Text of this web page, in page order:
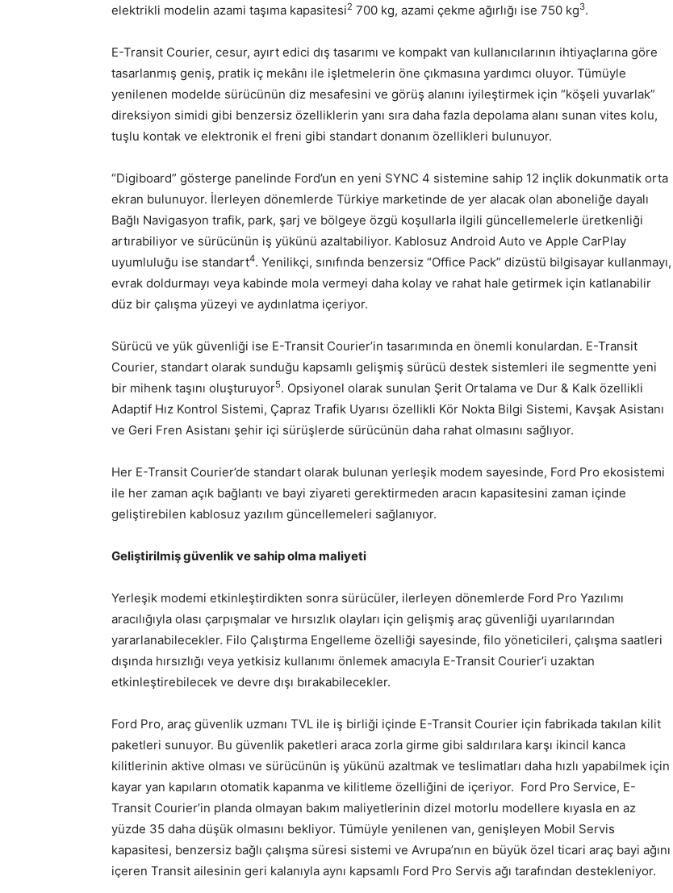
elektrikli modelin azami taşıma kapasitesi2 700 kg, azami çekme ağırlığı ise 750 kg3.
E-Transit Courier, cesur, ayırt edici dış tasarımı ve kompakt van kullanıcılarının ihtiyaçlarına göre
tasarlanmış geniş, pratik iç mekânı ile işletmelerin öne çıkmasına yardımcı oluyor. Tümüyle
yenilenen modelde sürücünün diz mesafesini ve görüş alanını iyileştirmek için “köşeli yuvarlak”
direksiyon simidi gibi benzersiz özelliklerin yanı sıra daha fazla depolama alanı sunan vites kolu,
tuşlu kontak ve elektronik el freni gibi standart donanım özellikleri bulunuyor.
“Digiboard” gösterge panelinde Ford’un en yeni SYNC 4 sistemine sahip 12 inçlik dokunmatik orta
ekran bulunuyor. İlerleyen dönemlerde Türkiye marketinde de yer alacak olan aboneliğe dayalı
Bağlı Navigasyon trafik, park, şarj ve bölgeye özgü koşullarla ilgili güncellemelerle üretkenliği
artırabiliyor ve sürücünün iş yükünü azaltabiliyor. Kablosuz Android Auto ve Apple CarPlay
uyumluluğu ise standart4. Yenilikçi, sınıfında benzersiz “Office Pack” dizüstü bilgisayar kullanmayı,
evrak doldurmayı veya kabinde mola vermeyi daha kolay ve rahat hale getirmek için katlanabilir
düz bir çalışma yüzeyi ve aydınlatma içeriyor.
Sürücü ve yük güvenliği ise E-Transit Courier’in tasarımında en önemli konulardan. E-Transit
Courier, standart olarak sunduğu kapsamlı gelişmiş sürücü destek sistemleri ile segmentte yeni
bir mihenk taşını oluşturuyor5. Opsiyonel olarak sunulan Şerit Ortalama ve Dur & Kalk özellikli
Adaptif Hız Kontrol Sistemi, Çapraz Trafik Uyarısı özellikli Kör Nokta Bilgi Sistemi, Kavşak Asistanı
ve Geri Fren Asistanı şehir içi sürüşlerde sürücünün daha rahat olmasını sağlıyor.
Her E-Transit Courier’de standart olarak bulunan yerleşik modem sayesinde, Ford Pro ekosistemi
ile her zaman açık bağlantı ve bayi ziyareti gerektirmeden aracın kapasitesini zaman içinde
geliştirebilen kablosuz yazılım güncellemeleri sağlanıyor.
Geliştirilmiş güvenlik ve sahip olma maliyeti
Yerleşik modemi etkinleştirdikten sonra sürücüler, ilerleyen dönemlerde Ford Pro Yazılımı
aracılığıyla olası çarpışmalar ve hırsızlık olayları için gelişmiş araç güvenliği uyarılarından
yararlanabilecekler. Filo Çalıştırma Engelleme özelliği sayesinde, filo yöneticileri, çalışma saatleri
dışında hırsızlığı veya yetkisiz kullanımı önlemek amacıyla E-Transit Courier’i uzaktan
etkinleştirebilecek ve devre dışı bırakabilecekler.
Ford Pro, araç güvenlik uzmanı TVL ile iş birliği içinde E-Transit Courier için fabrikada takılan kilit
paketleri sunuyor. Bu güvenlik paketleri araca zorla girme gibi saldırılara karşı ikincil kanca
kilitlerinin aktive olması ve sürücünün iş yükünü azaltmak ve teslimatları daha hızlı yapabilmek için
kayar yan kapıların otomatik kapanma ve kilitleme özelliğini de içeriyor. Ford Pro Service, E-
Transit Courier’in planda olmayan bakım maliyetlerinin dizel motorlu modellere kıyasla en az
yüzde 35 daha düşük olmasını bekliyor. Tümüyle yenilenen van, genişleyen Mobil Servis
kapasitesi, benzersiz bağlı çalışma süresi sistemi ve Avrupa’nın en büyük özel ticari araç bayi ağını
içeren Transit ailesinin geri kalanıyla aynı kapsamlı Ford Pro Servis ağı tarafından destekleniyor.